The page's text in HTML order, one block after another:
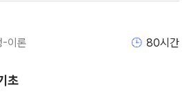
-이론 80시간
초